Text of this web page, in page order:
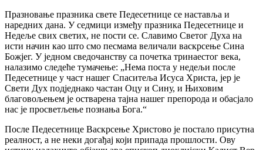
Празновање празника свете Педесетнице се наставља и
наредних дана. У седмици између празника Педесетнице и
Недеље свих светих, не пости се. Славимо Светог Духа на
исти начин као што смо песмама величали васкрсење Сина
Божјег. У једном сведочанству са почетка тринаестог века,
налазимо следеће тумачење: „Нема поста у недељи после
Педесетнице у част нашег Спаситеља Исуса Христа, јер је
Свети Дух подједнако частан Оцу и Сину, и Њиховим
благовољењем је остварена тајна нашег препорода и обасјало
нас је просветљење познања Бога.“
После Педесетнице Васкрсење Христово је постало присутна
реалност, а не неки догађај који припада прошлости. Ову